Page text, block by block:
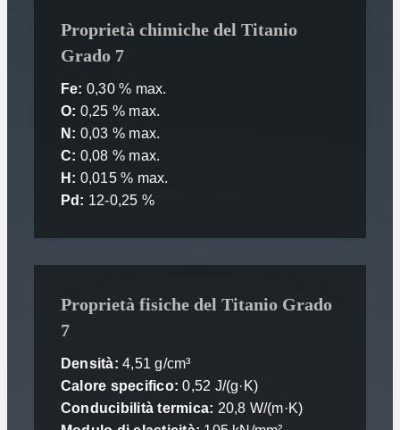
Proprietà chimiche del Titanio
Grado 7
Fe: 0,30 % max.
O: 0,25 % max.
N: 0,03 % max.
C: 0,08 % max.
H: 0,015 % max.
Pd: 12-0,25 %
Proprietà fisiche del Titanio Grado
7
Densità: 4,51 g/cm³
Calore specifico: 0,52 J/(g·K)
Conducibilità termica: 20,8 W/(m·K)